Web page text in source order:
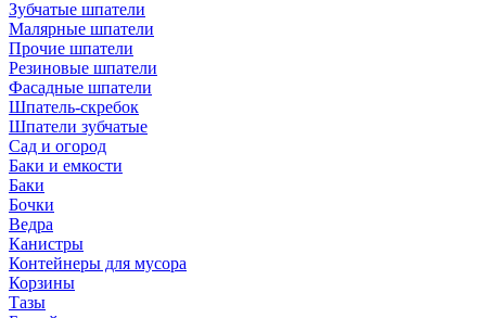
Зубчатые шпатели
Малярные шпатели
Прочие шпатели
Резиновые шпатели
Фасадные шпатели
Шпатель-скребок
Шпатели зубчатые
Сад и огород
Баки и емкости
Баки
Бочки
Ведра
Канистры
Контейнеры для мусора
Корзины
Тазы